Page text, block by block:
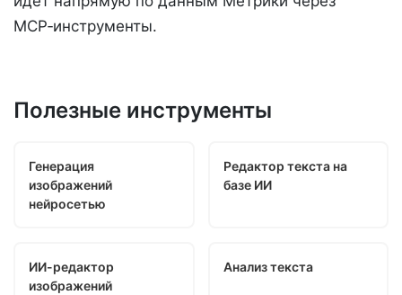
MCP‑инструменты.
Полезные инструменты
Генерация
изображений
нейросетью
Редактор текста на
базе ИИ
ИИ-редактор
изображений
Анализ текста